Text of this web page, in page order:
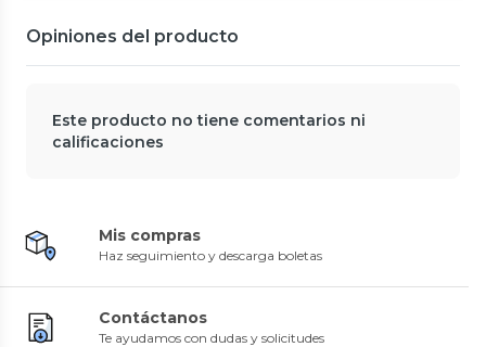
Opiniones del producto
Este producto no tiene comentarios ni
calificaciones
Mis compras
Haz seguimiento y descarga boletas
Contáctanos
Te ayudamos con dudas y solicitudes